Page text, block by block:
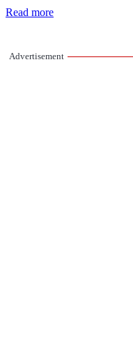
Read more
Advertisement